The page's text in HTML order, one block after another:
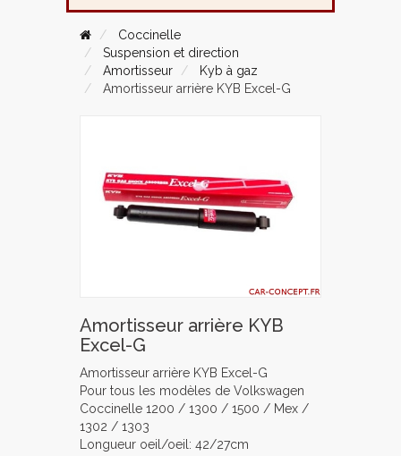
Coccinelle
Suspension et direction
Amortisseur
Kyb à gaz
Amortisseur arrière KYB Excel-G
Amortisseur arrière KYB
Excel-G
Amortisseur arrière KYB Excel-G
Pour tous les modèles de Volkswagen
Coccinelle 1200 / 1300 / 1500 / Mex /
1302 / 1303
Longueur oeil/oeil: 42/27cm